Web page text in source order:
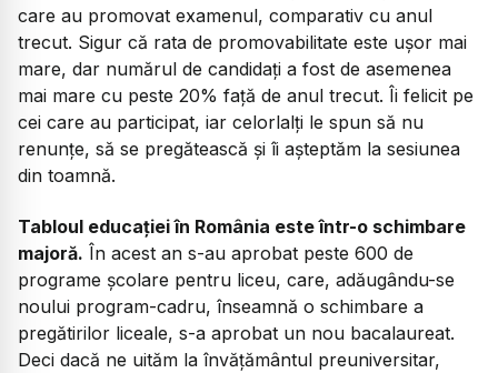
care au promovat examenul, comparativ cu anul
trecut. Sigur că rata de promovabilitate este ușor mai
mare, dar numărul de candidați a fost de asemenea
mai mare cu peste 20% față de anul trecut. Îi felicit pe
cei care au participat, iar celorlalți le spun să nu
renunțe, să se pregătească și îi așteptăm la sesiunea
din toamnă.
Tabloul educației în România este într-o schimbare
majoră. În acest an s-au aprobat peste 600 de
programe școlare pentru liceu, care, adăugându-se
noului program-cadru, înseamnă o schimbare a
pregătirilor liceale, s-a aprobat un nou bacalaureat.
Deci dacă ne uităm la învățământul preuniversitar,